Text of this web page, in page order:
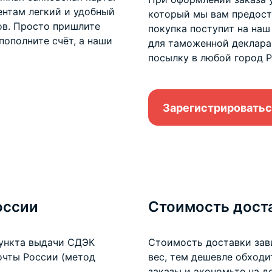
легкий и удобный
Просто пришлите
счёт, а наши
который мы вам
покупка поступит на
для таможенной
посылку в любой город
выдачи СДЭК
России (метод
Стоимость
Стоимость доставки
вес, тем дешевле